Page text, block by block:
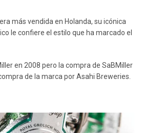
más vendida en Holanda, su icónica
le confiere el estilo que ha marcado el
en 2008 pero la compra de SaBMiller
de la marca por Asahi Breweries.